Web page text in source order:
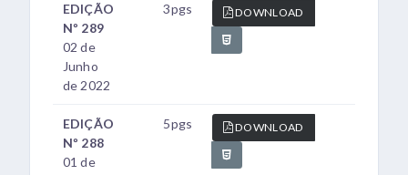
EDIÇÃO
Nº 289
02 de
Junho
de 2022
3pgs DOWNLOAD
EDIÇÃO
Nº 288
01 de
5pgs DOWNLOAD